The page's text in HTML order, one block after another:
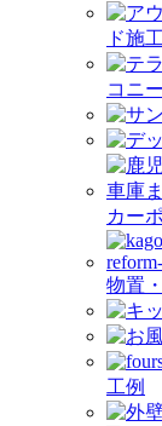
ド施
コニ
カー
物置
工例